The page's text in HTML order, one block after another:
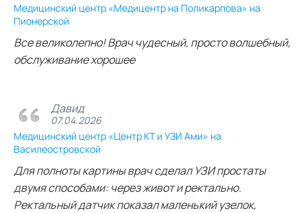
Медицинский центр «Медицентр на Поликарпова» на
Пионерской
Все великолепно! Врач чудесный, просто волшебный,
обслуживание хорошее
Давид
07.04.2026
Медицинский центр «Центр КТ и УЗИ Ами» на
Василеостровской
Для полноты картины врач сделал УЗИ простаты
двумя способами: через живот и ректально.
Ректальный датчик показал маленький узелок,